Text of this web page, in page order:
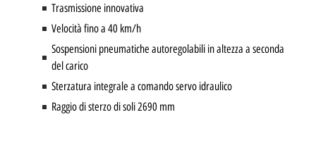
Trasmissione innovativa
Velocità fino a 40 km/h
Sospensioni pneumatiche autoregolabili in altezza a seconda
del carico
Sterzatura integrale a comando servo idraulico
Raggio di sterzo di soli 2690 mm